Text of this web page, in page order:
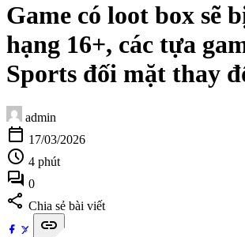
Game có loot box sẽ
hạng 16+, các tựa
Sports đối mặt thay
admin
calendar_today 17/03/2026
schedule 4 phút
forum 0
share Chia sẻ bài viết
link